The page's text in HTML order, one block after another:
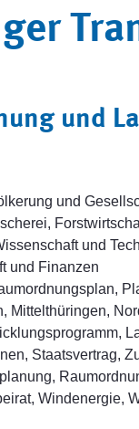
und
und
und
und Finanzen
Mittelthüringen,
Staatsvertrag,
Windenergie,